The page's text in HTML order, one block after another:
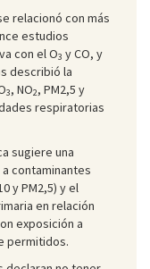
relacionó con más
estudios
con el O3 y CO, y
describió la
3, NO2, PM2,5 y
respiratorias
sugiere una
contaminantes
y PM2,5) y el
en relación
exposición a
permitidos.